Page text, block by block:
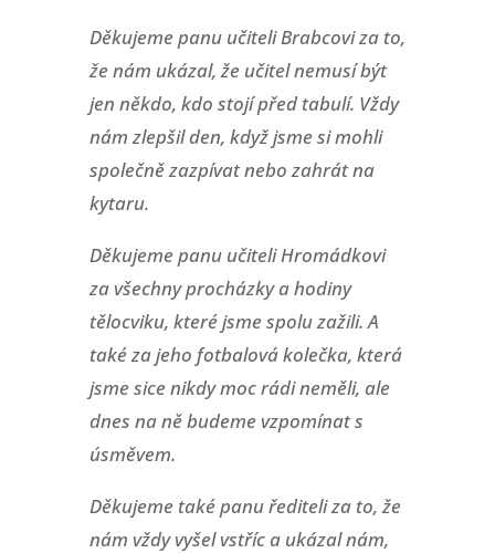
Děkujeme panu učiteli Brabcovi za to,
že nám ukázal, že učitel nemusí být
jen někdo, kdo stojí před tabulí. Vždy
nám zlepšil den, když jsme si mohli
společně zazpívat nebo zahrát na
kytaru.
Děkujeme panu učiteli Hromádkovi
za všechny procházky a hodiny
tělocviku, které jsme spolu zažili. A
také za jeho fotbalová kolečka, která
jsme sice nikdy moc rádi neměli, ale
dnes na ně budeme vzpomínat s
úsměvem.
Děkujeme také panu řediteli za to, že
nám vždy vyšel vstříc a ukázal nám,